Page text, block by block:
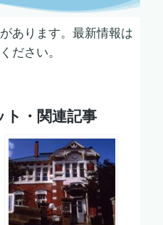
あります。最新情報は
ださい。
ト・関連記事